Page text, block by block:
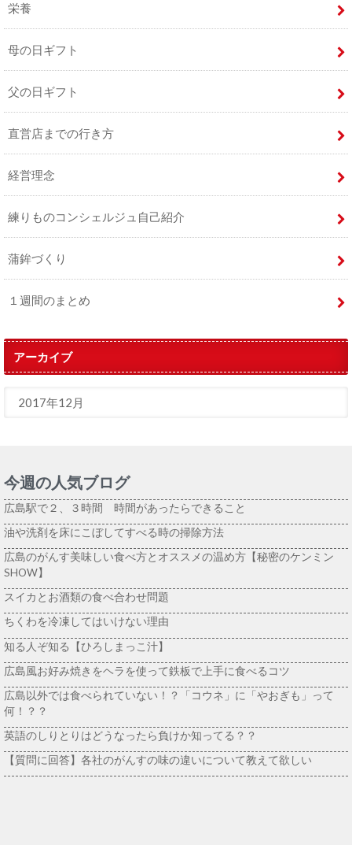
栄養
母の日ギフト
父の日ギフト
直営店までの行き方
経営理念
練りものコンシェルジュ自己紹介
蒲鉾づくり
１週間のまとめ
アーカイブ
今週の人気ブログ
広島駅で２、３時間 時間があったらできること
油や洗剤を床にこぼしてすべる時の掃除方法
広島のがんす美味しい食べ方とオススメの温め方【秘密のケンミン
SHOW】
スイカとお酒類の食べ合わせ問題
ちくわを冷凍してはいけない理由
知る人ぞ知る【ひろしまっこ汁】
広島風お好み焼きをヘラを使って鉄板で上手に食べるコツ
広島以外では食べられていない！？「コウネ」に「やおぎも」って
何！？？
英語のしりとりはどうなったら負けか知ってる？？
【質問に回答】各社のがんすの味の違いについて教えて欲しい